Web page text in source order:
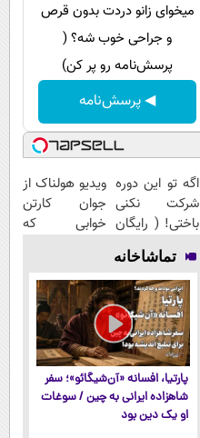
میخوای زانو دردت بدون قرص
و جراحی خوب شه؟ (
پرسش‌نامه رو پر کن)
◀ پرسش‌نامه
اگه تو این دوره
شرکت نکنی
باختی! ( رایگان
آموزش ببین
پولدار شی)
ویدیو هولناک از
جوان کارتن
خوابی که
تماشاخانه
پارتیا، افسانه «آن‌شیگائو»؛ سفر
شاهزاده ایرانی به چین / سوغات
او یک دین بود